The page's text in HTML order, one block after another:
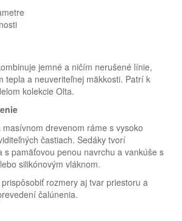
jemné a ničím nerušené línie,
tepla a neuveriteľnej mäkkosti. Patrí k
kolekcie Olta.
drevenom ráme s vysoko
častiach. Sedáky tvorí
s pamäťovou penou navrchu a vankúše s
silikónovým vláknom.
rozmery aj tvar priestoru a
čalúnenia.